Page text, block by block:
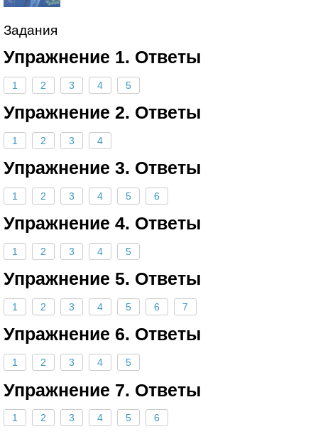
Задания
Упражнение 1. Ответы
1 2 3 4 5
Упражнение 2. Ответы
1 2 3 4
Упражнение 3. Ответы
1 2 3 4 5 6
Упражнение 4. Ответы
1 2 3 4 5
Упражнение 5. Ответы
1 2 3 4 5 6 7
Упражнение 6. Ответы
1 2 3 4 5
Упражнение 7. Ответы
1 2 3 4 5 6